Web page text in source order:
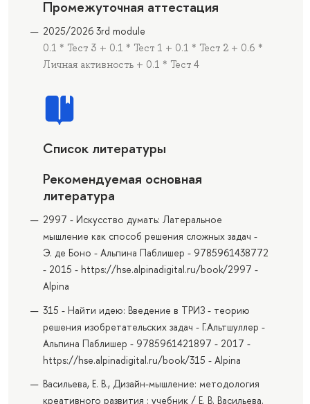
Промежуточная аттестация
2025/2026 3rd module
0.1 * Тест 3 + 0.1 * Тест 1 + 0.1 * Тест 2 + 0.6 *
Личная активность + 0.1 * Тест 4
Список литературы
Рекомендуемая основная
литература
2997 - Искусство думать: Латеральное
мышление как способ решения сложных задач -
Э. де Боно - Альпина Паблишер - 9785961438772
- 2015 - https://hse.alpinadigital.ru/book/2997 -
Alpina
315 - Найти идею: Введение в ТРИЗ - теорию
решения изобретательских задач - Г.Альтшуллер -
Альпина Паблишер - 9785961421897 - 2017 -
https://hse.alpinadigital.ru/book/315 - Alpina
Васильева, Е. В., Дизайн-мышление: методология
креативного развития : учебник / Е. В. Васильева.